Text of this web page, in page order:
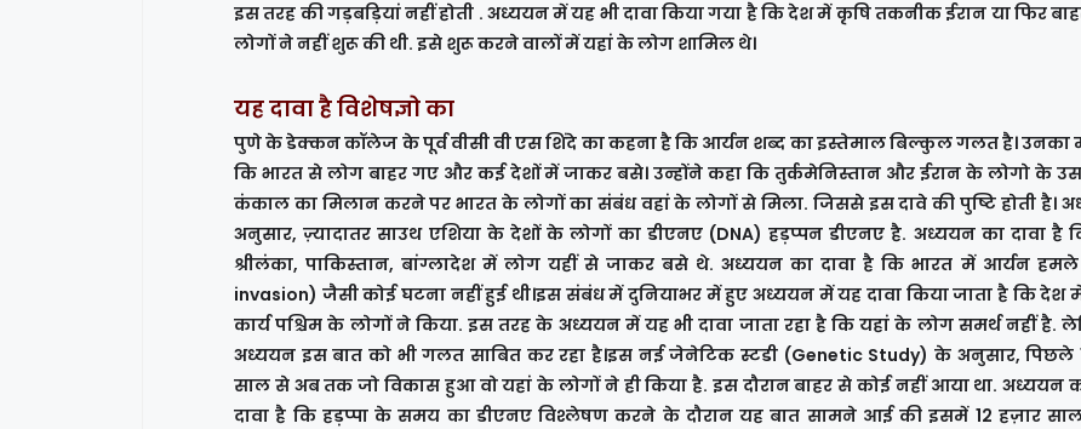
इस तरह की गड़बड़ियां नहीं होती . अध्ययन में यह भी दावा किया गया है कि देश में कृषि तकनीक ईरान या फिर
लोगों ने नहीं शुरू की थी. इसे शुरू करने वालों में यहां के लोग शामिल थे।
यह दावा है विशेषज्ञो का
पुणे के डेक्कन कॉलेज के पूर्व वीसी वी एस शिंदे का कहना है कि आर्यन शब्द का इस्तेमाल बिल्कुल गलत है। उनका
कि भारत से लोग बाहर गए और कई देशों में जाकर बसे। उन्होंने कहा कि तुर्कमेनिस्तान और ईरान के लोगो के
कंकाल का मिलान करने पर भारत के लोगों का संबंध वहां के लोगों से मिला. जिससे इस दावे की पुष्टि होती है।
अनुसार, ज़्यादातर साउथ एशिया के देशों के लोगों का डीएनए (DNA) हड़प्पन डीएनए है. अध्ययन का दावा है
श्रीलंका, पाकिस्तान, बांग्लादेश में लोग यहीं से जाकर बसे थे. अध्ययन का दावा है कि भारत में आर्यन
invasion) जैसी कोई घटना नहीं हुई थी।इस संबंध में दुनियाभर में हुए अध्ययन में यह दावा किया जाता है कि देश
कार्य पश्चिम के लोगों ने किया. इस तरह के अध्ययन में यह भी दावा जाता रहा है कि यहां के लोग समर्थ नहीं है.
अध्ययन इस बात को भी गलत साबित कर रहा है।इस नई जेनेटिक स्टडी (Genetic Study) के अनुसार, पिछले
साल से अब तक जो विकास हुआ वो यहां के लोगों ने ही किया है. इस दौरान बाहर से कोई नहीं आया था. अध्ययन
दावा है कि हड़प्पा के समय का डीएनए विश्लेषण करने के दौरान यह बात सामने आई की इसमें 12 हज़ार